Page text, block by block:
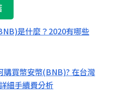
是什麼？2020有哪些
購買幣安幣(BNB)? 在台灣
細手續費分析